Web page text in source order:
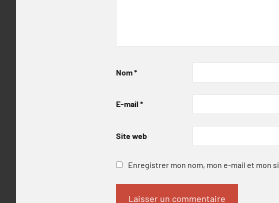
Nom*
E-mail *
Site web
Enregistrer mon nom, mon e-mail et mon